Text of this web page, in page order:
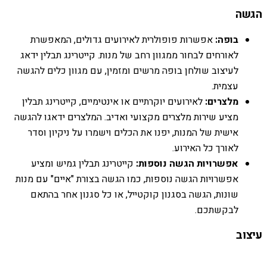
הגשה
בופה: אפשרות פופולרית לאירועים גדולים, המאפשרת
לאורחים לבחור ממגוון רחב של מנות. קייטרינג תבלין ידאג
לעיצוב שולחן בופה מרשים ומזמין, עם מגוון כלים להגשה
עצמית.
מלצרים: לאירועים יוקרתיים או אינטימיים, קייטרינג תבלין
מציע שירות מלצרים מקצועי ואדיב. המלצרים ידאגו להגשה
אישית של המנות, יפנו את הכלים וישמרו על ניקיון וסדר
לאורך כל האירוע.
אפשרויות הגשה נוספות: קייטרינג תבלין גמיש ומציע
אפשרויות הגשה נוספות, כמו הגשה בצורת "איים" עם מנות
שונות, הגשה בסגנון קוקטייל, או כל סגנון אחר בהתאם
לבקשתכם.
עיצוב